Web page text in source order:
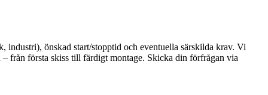
industri), önskad start/stopptid och eventuella särskilda krav. Vi
från första skiss till färdigt montage. Skicka din förfrågan via